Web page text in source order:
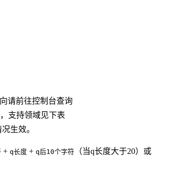
请前往控制台查询
支持领域见下表
生效。
+ q长度 + q后10个字符 （当q长度大于20）或